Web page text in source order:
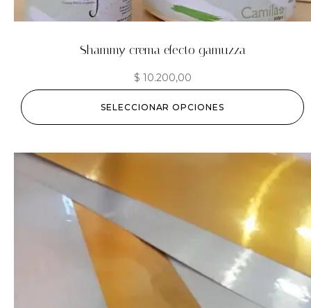
Shammy crema efecto gamuzza
$ 10.200,00
SELECCIONAR OPCIONES